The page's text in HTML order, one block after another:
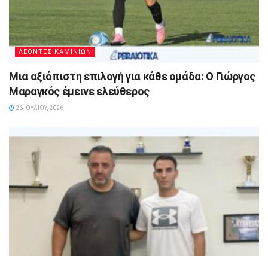
ΛΕΟΝΤΕΣ ΚΑΜΙΝΙΩΝ
Μια αξιόπιστη επιλογή για κάθε ομάδα: Ο Γιώργος
Μαραγκός έμεινε ελεύθερος
26 ΙΟΥΛΊΟΥ, 2026